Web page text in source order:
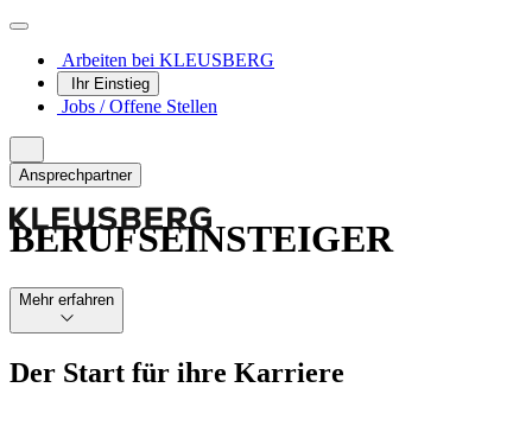
Arbeiten bei KLEUSBERG
Ihr Einstieg
Jobs / Offene Stellen
Ansprechpartner
BERUFS­EINSTEIGER
Mehr erfahren
Der Start für ihre Karriere